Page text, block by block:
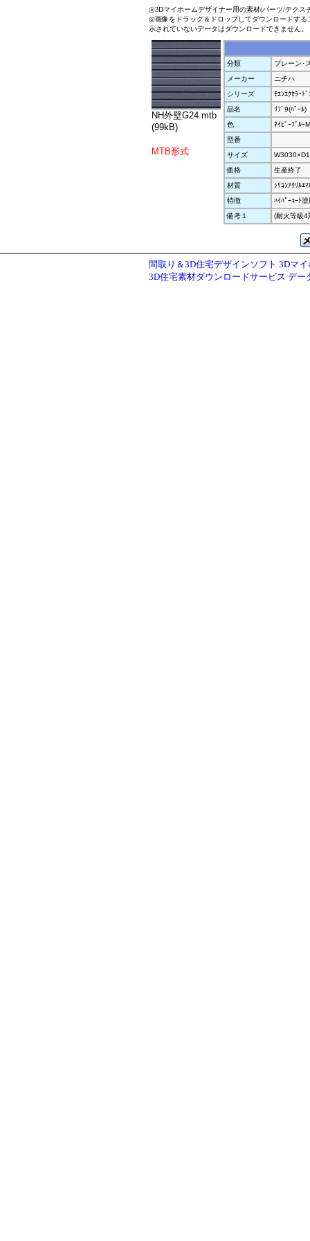
◎3Dマイホームデザイナー用の素材(パーツ/テクス
◎画像をドラッグ＆ドロップしてダウンロードす
示されていないデータはダウンロードできません。
NH外壁G24.mtb
(99kB)
MTB形式
分類
プレーン･
メーカー
ニチハ
シリーズ
ﾓｴﾝｴｸｾﾗｰﾄ
品名
ﾘﾌﾞ9(ﾊﾟｰﾙ)
色
ﾈｲﾋﾞｰﾌﾞﾙｰ
型番
サイズ
価格
生産終了
材質
ｼﾘｺﾝｱｸﾘﾙｴ
特徴
ﾊｲﾊﾟｰｺｰﾄ
備考１
(耐火等級4
間取り＆3D住宅デザインソフト 3Dマ
3D住宅素材ダウンロードサービス デー